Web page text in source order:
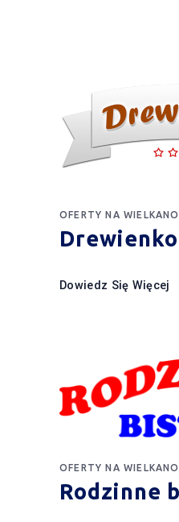
OFERTY NA
Drewienko
Dowiedz Się Więcej
OFERTY NA
Rodzinne